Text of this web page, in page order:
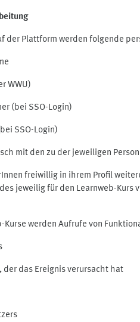
der Plattform werden folgende
WWU)
(bei SSO-Login)
SSO-Login)
mit den zu der jeweiligen
freiwillig in ihrem Profil
jeweilig für den Learnweb-
Kurse werden Aufrufe von
der das Ereignis verursacht hat